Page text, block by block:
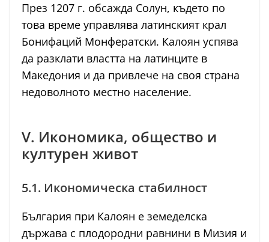
През 1207 г. обсажда Солун, където по
това време управлява латинският крал
Бонифаций Монфератски. Калоян успява
да разклати властта на латинците в
Македония и да привлече на своя страна
недоволното местно население.
V. Икономика, общество и
културен живот
5.1. Икономическа стабилност
България при Калоян е земеделска
държава с плодородни равнини в Мизия и